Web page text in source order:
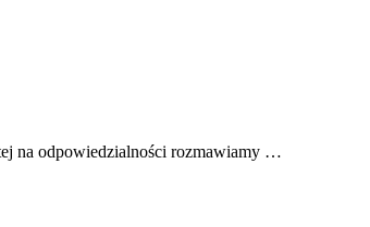
na odpowiedzialności rozmawiamy …